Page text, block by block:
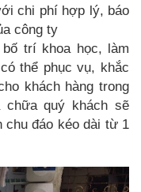
chi phí hợp lý, báo
công ty
trí khoa học, làm
thể phục vụ, khắc
khách hàng trong
quý khách sẽ
chu đáo kéo dài từ 1